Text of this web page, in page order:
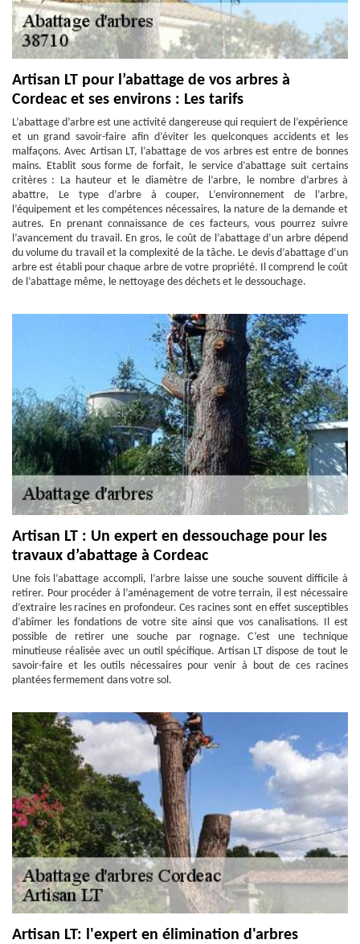
Artisan LT pour l’abattage de vos arbres à
Cordeac et ses environs : Les tarifs
L’abattage d’arbre est une activité dangereuse qui requiert de l’expérience
et un grand savoir-faire afin d’éviter les quelconques accidents et les
malfaçons. Avec Artisan LT, l’abattage de vos arbres est entre de bonnes
mains. Etablit sous forme de forfait, le service d’abattage suit certains
critères : La hauteur et le diamètre de l’arbre, le nombre d’arbres à
abattre, Le type d’arbre à couper, L’environnement de l’arbre,
l’équipement et les compétences nécessaires, la nature de la demande et
autres. En prenant connaissance de ces facteurs, vous pourrez suivre
l’avancement du travail. En gros, le coût de l’abattage d’un arbre dépend
du volume du travail et la complexité de la tâche. Le devis d’abattage d’un
arbre est établi pour chaque arbre de votre propriété. Il comprend le coût
de l’abattage même, le nettoyage des déchets et le dessouchage.
Artisan LT : Un expert en dessouchage pour les
travaux d’abattage à Cordeac
Une fois l’abattage accompli, l’arbre laisse une souche souvent difficile à
retirer. Pour procéder à l’aménagement de votre terrain, il est nécessaire
d’extraire les racines en profondeur. Ces racines sont en effet susceptibles
d’abîmer les fondations de votre site ainsi que vos canalisations. Il est
possible de retirer une souche par rognage. C’est une technique
minutieuse réalisée avec un outil spécifique. Artisan LT dispose de tout le
savoir-faire et les outils nécessaires pour venir à bout de ces racines
plantées fermement dans votre sol.
Artisan LT: l'expert en élimination d'arbres